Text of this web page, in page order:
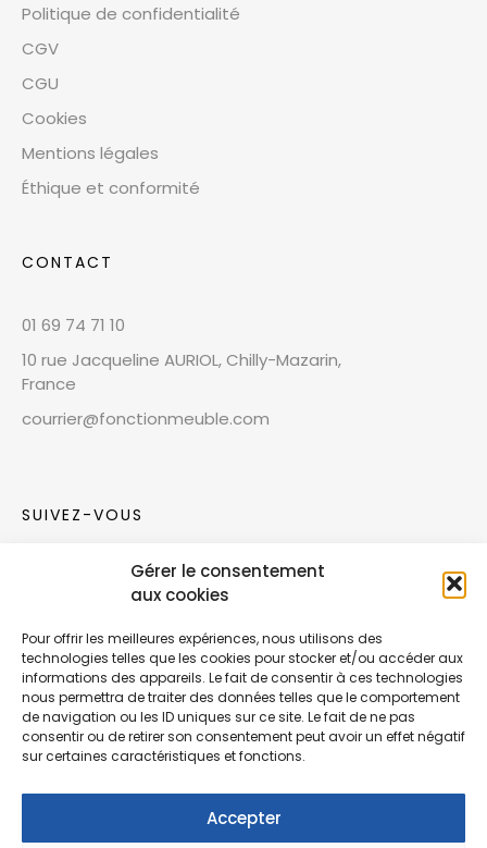
Gérer le consentement
aux cookies
Pour offrir les meilleures expériences, nous utilisons des
technologies telles que les cookies pour stocker et/ou accéder aux
informations des appareils. Le fait de consentir à ces technologies
nous permettra de traiter des données telles que le comportement
de navigation ou les ID uniques sur ce site. Le fait de ne pas
consentir ou de retirer son consentement peut avoir un effet négatif
sur certaines caractéristiques et fonctions.
Accepter
Politique de confidentialité
CGV
CGU
Cookies
Mentions légales
Éthique et conformité
CONTACT
01 69 74 71 10
10 rue Jacqueline AURIOL, Chilly-Mazarin,
France
courrier@fonctionmeuble.com
SUIVEZ-VOUS
Rejoignez notre communauté sur les réseaux
Nouvelles collections, vie de l’équipe ou
inspirations : soyez informés de nos dernières
actualités.